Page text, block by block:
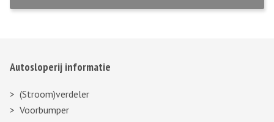
Autosloperij informatie
(Stroom)verdeler
Voorbumper